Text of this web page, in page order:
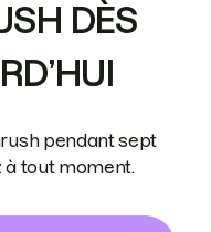
DÈS
pendant sept
à tout moment.